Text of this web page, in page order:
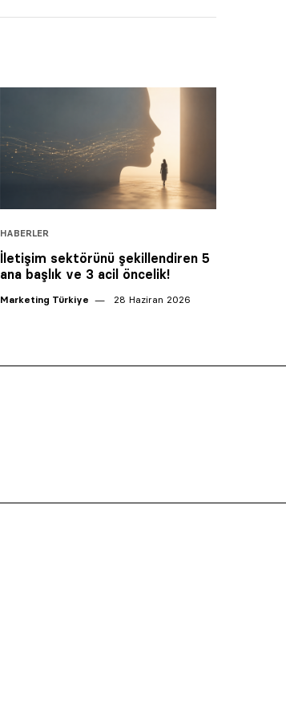
HABERLER
İletişim sektörünü şekillendiren 5
ana başlık ve 3 acil öncelik!
Marketing Türkiye 28 Haziran 2026